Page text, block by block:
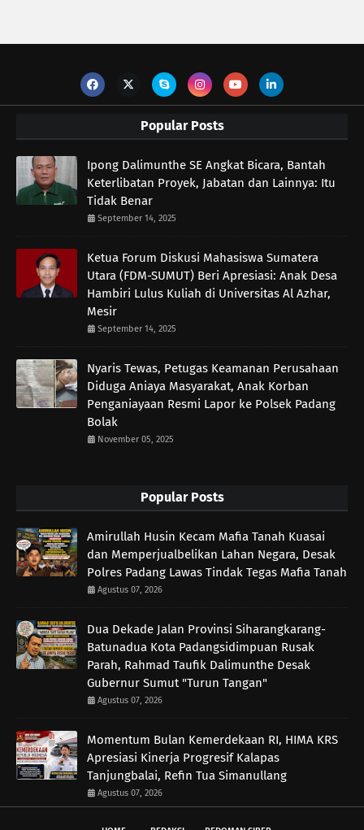
Popular Posts
Ipong Dalimunthe SE Angkat Bicara, Bantah
Keterlibatan Proyek, Jabatan dan Lainnya: Itu
Tidak Benar
September 14, 2025
Ketua Forum Diskusi Mahasiswa Sumatera
Utara (FDM-SUMUT) Beri Apresiasi: Anak Desa
Hambiri Lulus Kuliah di Universitas Al Azhar,
Mesir
September 14, 2025
Nyaris Tewas, Petugas Keamanan Perusahaan
Diduga Aniaya Masyarakat, Anak Korban
Penganiayaan Resmi Lapor ke Polsek Padang
Bolak
November 05, 2025
Popular Posts
Amirullah Husin Kecam Mafia Tanah Kuasai
dan Memperjualbelikan Lahan Negara, Desak
Polres Padang Lawas Tindak Tegas Mafia Tanah
Agustus 07, 2026
Dua Dekade Jalan Provinsi Siharangkarang-
Batunadua Kota Padangsidimpuan Rusak
Parah, Rahmad Taufik Dalimunthe Desak
Gubernur Sumut "Turun Tangan"
Agustus 07, 2026
Momentum Bulan Kemerdekaan RI, HIMA KRS
Apresiasi Kinerja Progresif Kalapas
Tanjungbalai, Refin Tua Simanullang
Agustus 07, 2026